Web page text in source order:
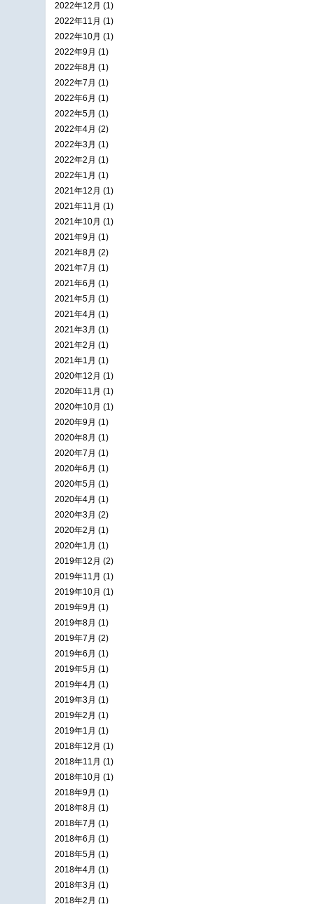
2022年12月 (1)
2022年11月 (1)
2022年10月 (1)
2022年9月 (1)
2022年8月 (1)
2022年7月 (1)
2022年6月 (1)
2022年5月 (1)
2022年4月 (2)
2022年3月 (1)
2022年2月 (1)
2022年1月 (1)
2021年12月 (1)
2021年11月 (1)
2021年10月 (1)
2021年9月 (1)
2021年8月 (2)
2021年7月 (1)
2021年6月 (1)
2021年5月 (1)
2021年4月 (1)
2021年3月 (1)
2021年2月 (1)
2021年1月 (1)
2020年12月 (1)
2020年11月 (1)
2020年10月 (1)
2020年9月 (1)
2020年8月 (1)
2020年7月 (1)
2020年6月 (1)
2020年5月 (1)
2020年4月 (1)
2020年3月 (2)
2020年2月 (1)
2020年1月 (1)
2019年12月 (2)
2019年11月 (1)
2019年10月 (1)
2019年9月 (1)
2019年8月 (1)
2019年7月 (2)
2019年6月 (1)
2019年5月 (1)
2019年4月 (1)
2019年3月 (1)
2019年2月 (1)
2019年1月 (1)
2018年12月 (1)
2018年11月 (1)
2018年10月 (1)
2018年9月 (1)
2018年8月 (1)
2018年7月 (1)
2018年6月 (1)
2018年5月 (1)
2018年4月 (1)
2018年3月 (1)
2018年2月 (1)